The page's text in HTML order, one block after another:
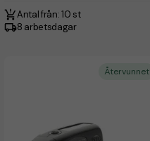
Antal från: 10 st
8 arbetsdagar
Återvunnet